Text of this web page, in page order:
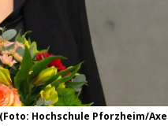
Hochschule Pforzheim/